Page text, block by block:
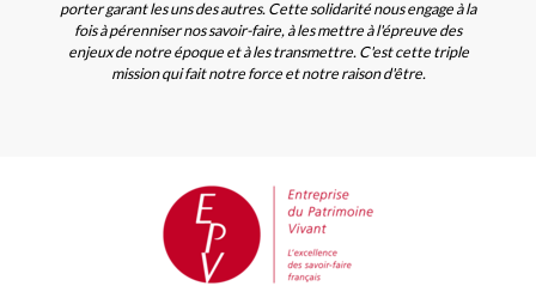
porter garant les uns des autres. Cette solidarité nous engage à la
fois à pérenniser nos savoir-faire, à les mettre à l'épreuve des
enjeux de notre époque et à les transmettre. C'est cette triple
mission qui fait notre force et notre raison d'être.